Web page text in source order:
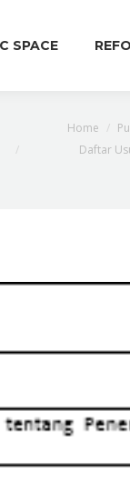
SPACE
You are here:
Home
Daftar